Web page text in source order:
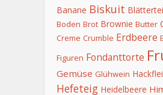
Banane Biskuit
Boden Brot Brownie Butter
Creme Crumble Erdbeere
Figuren Fondanttorte
Gemüse Glühwein
Hefeteig Heidelbeere